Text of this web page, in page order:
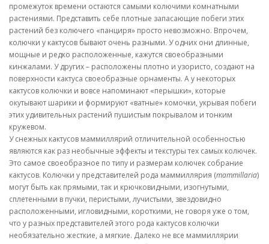
промежуток времени остаются самыми колючими комнатными
растениями. Представить себе плотные запасающие побеги этих
растений без колючего «панциря» просто невозможно. Впрочем,
колючки у кактусов бывают очень разными. У одних они длинные,
мощные и редко расположенные, кажутся своеобразными
кинжалами. У других – расположены плотно и узористо, создают на
поверхности кактуса своеобразные орнаменты. А у некоторых
кактусов колючки и вовсе напоминают «перышки», которые
окутывают шарики и формируют «ватные» комочки, укрывая побеги
этих удивительных растений пушистым покрывалом и тонким
кружевом.
У снежных кактусов маммиллярий отличительной особенностью
являются как раз необычные эффекты и текстуры тех самых колючек.
Это самое своеобразное по типу и размерам колючек собрание
кактусов. Колючки у представителей рода маммиллярия (mammillaria)
могут быть как прямыми, так и крючковидными, изогнутыми,
сплетенными в пучки, перистыми, лучистыми, звездовидно
расположенными, игловидными, короткими, не говоря уже о том,
что у разных представителей этого рода кактусов колючки
необязательно жесткие, а мягкие. Далеко не все маммиллярии